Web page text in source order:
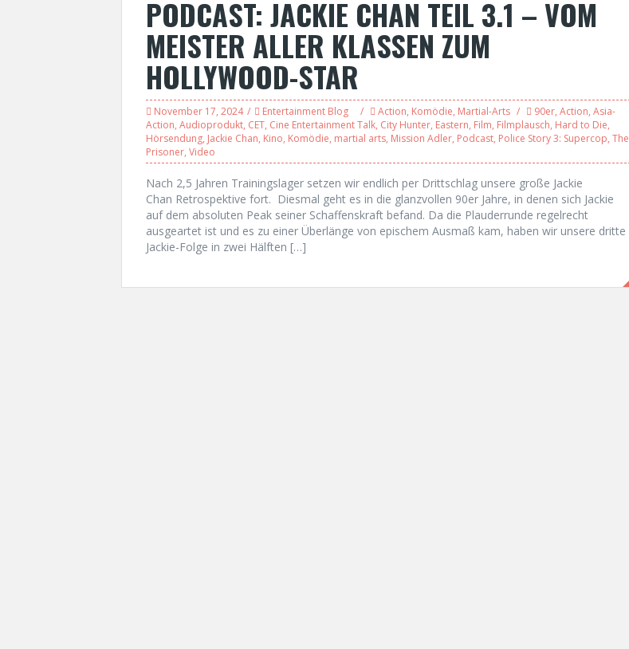
PODCAST: JACKIE CHAN TEIL 3.1 – VOM
MEISTER ALLER KLASSEN ZUM
HOLLYWOOD-STAR
November 17, 2024 Entertainment Blog Action, Komödie, Martial-Arts 90er, Action, Asia-
Action, Audioprodukt, CET, Cine Entertainment Talk, City Hunter, Eastern, Film, Filmplausch, Hard to Die,
Hörsendung, Jackie Chan, Kino, Komödie, martial arts, Mission Adler, Podcast, Police Story 3: Supercop, The
Prisoner, Video
Nach 2,5 Jahren Trainingslager setzen wir endlich per Drittschlag unsere große Jackie
Chan Retrospektive fort. Diesmal geht es in die glanzvollen 90er Jahre, in denen sich Jackie
auf dem absoluten Peak seiner Schaffenskraft befand. Da die Plauderrunde regelrecht
ausgeartet ist und es zu einer Überlänge von epischem Ausmaß kam, haben wir unsere dritte
Jackie-Folge in zwei Hälften […]